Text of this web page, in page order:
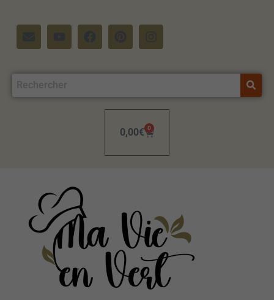
0,00€ 0